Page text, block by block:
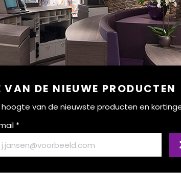
DE NIEUWE PRODUCTEN
van de nieuwste producten en
*